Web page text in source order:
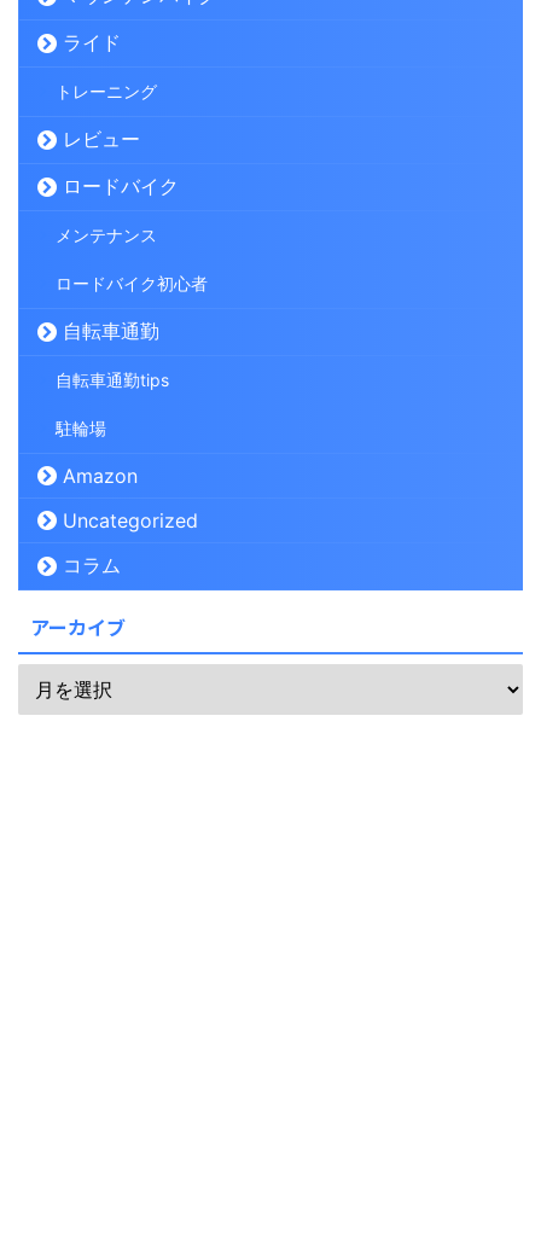
ライド
トレーニング
レビュー
ロードバイク
メンテナンス
ロードバイク初心者
自転車通勤
自転車通勤tips
駐輪場
Amazon
Uncategorized
コラム
アーカイブ